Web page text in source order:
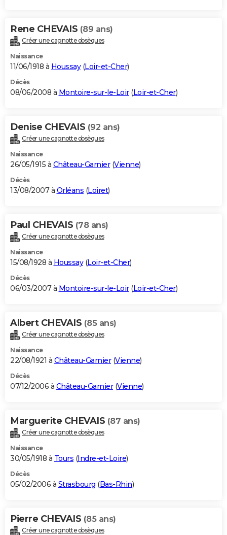
Rene CHEVAIS (89 ans)
Créer une cagnotte obsèques
Naissance
11/06/1918 à Houssay(Loir-et-Cher)
Décès
08/06/2008 à Montoire-sur-le-Loir(Loir-et-Cher)
Denise CHEVAIS (92 ans)
Créer une cagnotte obsèques
Naissance
26/05/1915 à Château-Garnier(Vienne)
Décès
13/08/2007 à Orléans (Loiret)
Paul CHEVAIS (78 ans)
Créer une cagnotte obsèques
Naissance
15/08/1928 à Houssay(Loir-et-Cher)
Décès
06/03/2007 à Montoire-sur-le-Loir(Loir-et-Cher)
Albert CHEVAIS (85 ans)
Créer une cagnotte obsèques
Naissance
22/08/1921 à Château-Garnier(Vienne)
Décès
07/12/2006 à Château-Garnier(Vienne)
Marguerite CHEVAIS (87 ans)
Créer une cagnotte obsèques
Naissance
30/05/1918 à Tours (Indre-et-Loire)
Décès
05/02/2006 à Strasbourg (Bas-Rhin)
Pierre CHEVAIS (85 ans)
Créer une cagnotte obsèques